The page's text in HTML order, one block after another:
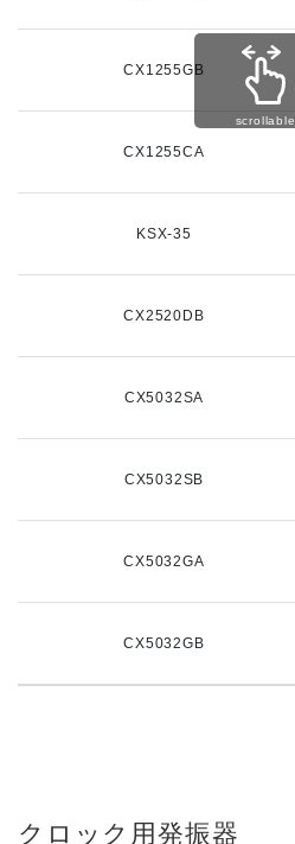
CX1255GB
CX1255CA
KSX-35
CX2520DB
CX5032SA
CX5032SB
CX5032GA
CX5032GB
scrollable
クロック用発振器